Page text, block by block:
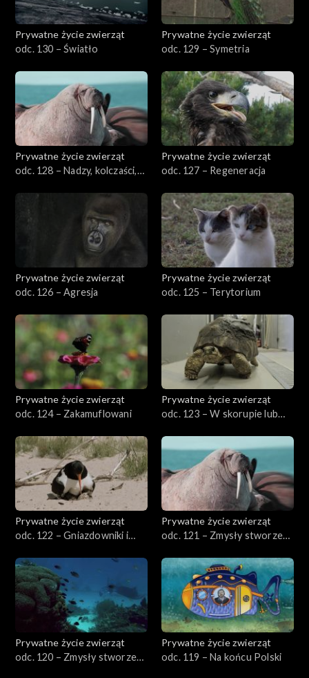
Prywatne życie zwierząt
odc. 130 – Światło
Prywatne życie zwierząt
odc. 129 – Symetria
Prywatne życie zwierząt
odc. 128 – Nadzy, kolczaści,
Prywatne życie zwierząt
odc. 127 – Regeneracja
Prywatne życie zwierząt
odc. 126 – Agresja
Prywatne życie zwierząt
odc. 125 – Terytorium
Prywatne życie zwierząt
odc. 124 – Zakamuflowani
Prywatne życie zwierząt
odc. 123 – W skorupie lub
Prywatne życie zwierząt
odc. 122 – Gniazdowniki i
Prywatne życie zwierząt
odc. 121 – Zmysły stworzeń
Prywatne życie zwierząt
odc. 120 – Zmysły stworzeń
Prywatne życie zwierząt
odc. 119 – Na końcu Polski